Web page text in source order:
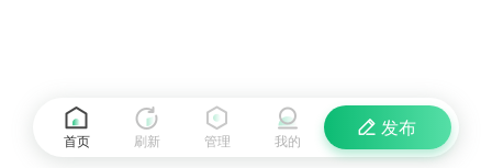
首页 刷新
发布
管理 我的